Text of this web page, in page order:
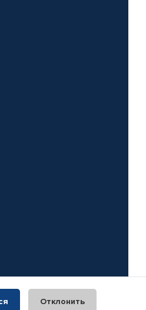
Отклонить